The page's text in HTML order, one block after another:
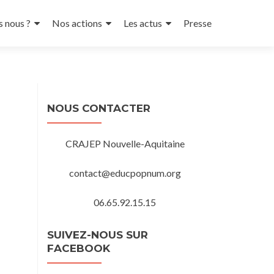
nous ? Nos actions Les actus Presse
NOUS CONTACTER
CRAJEP Nouvelle-Aquitaine
contact@educpopnum.org
06.65.92.15.15
SUIVEZ-NOUS SUR
FACEBOOK